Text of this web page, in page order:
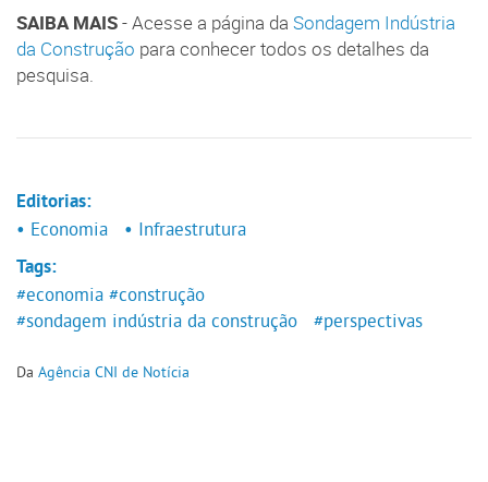
SAIBA MAIS- Acesse a página da Sondagem Indústria
da Construção para conhecer todos os detalhes da
pesquisa.
Editorias:
• Economia
• Infraestrutura
Tags:
#economia #construção
#sondagem indústria da construção
#perspectivas
Da Agência CNI de Notícia